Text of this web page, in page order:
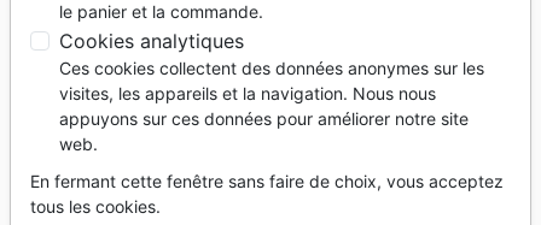
Michaël Gonin
Liste des produits par auteur
Filtrertune
Doctrine Ethique, société, politique
le panier et la commande.
Cookies analytiques
Ces cookies collectent des données anonymes sur les
visites, les appareils et la navigation. Nous nous
appuyons sur ces données pour améliorer notre site
web.
En fermant cette fenêtre sans faire de choix, vous acceptez
tous les cookies.